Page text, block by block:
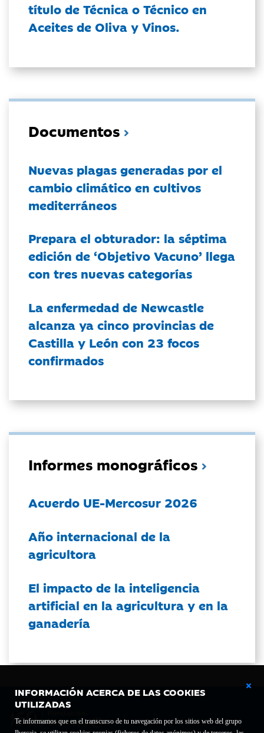
INFORMACIÓN ACERCA DE LAS COOKIES
UTILIZADAS
Te informamos que en el transcurso de tu navegación por los sitios web del grupo
título de Técnica o Técnico en
Aceites de Oliva y Vinos.
Documentos
Nuevas plagas generadas por el
cambio climático en cultivos
mediterráneos
Prepara el obturador: la séptima
edición de ‘Objetivo Vacuno’ llega
con tres nuevas categorías
La enfermedad de Newcastle
alcanza ya cinco provincias de
Castilla y León con 23 focos
confirmados
Informes monográficos
Acuerdo UE-Mercosur 2026
Año internacional de la
agricultora
El impacto de la inteligencia
artificial en la agricultura y en la
ganadería